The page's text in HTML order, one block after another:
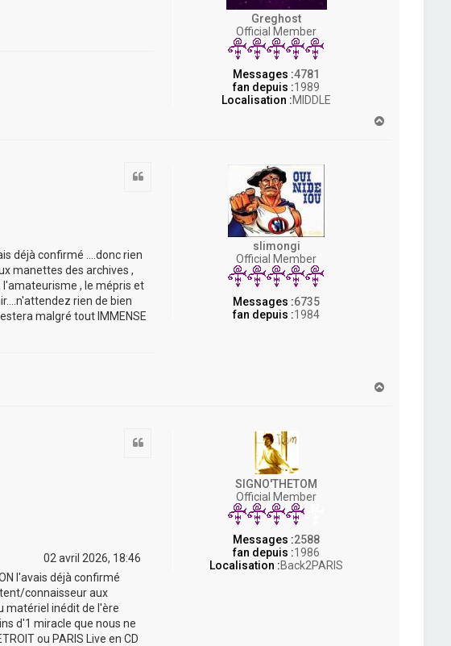
Greghost
Official Member
Messages :4781
fan depuis :1989
Localisation :MIDDLE
slimongi
Official Member
Messages :6735
fan depuis :1984
déjà confirmé ....donc rien
manettes des archives ,
, le mépris et
rien de bien
malgré tout IMMENSE
SIGNO'THETOM
Official Member
Messages :2588
fan depuis :1986
Localisation :Back2PARIS
02 avril 2026, 18:46
l'avais déjà confirmé
connaisseur aux
matériel inédit de l'ère
d'1 miracle que nous ne
ou PARIS Live en CD